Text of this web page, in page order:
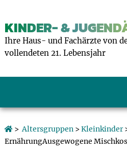
KINDER- &
Ihre Haus- und Fachärzte von
vollendeten 21. Lebensjahr
>Altersgruppen>Kleinkinder
ErnährungAusgewogene